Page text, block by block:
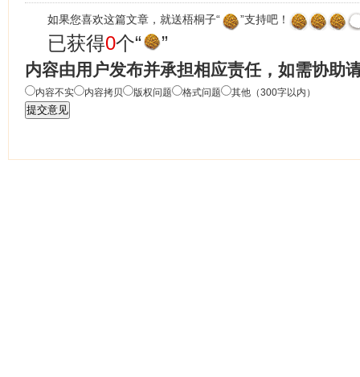
如果您喜欢这篇文章，就送梧桐子“ ”支持吧！
已获得0个“ ”
内容由用户发布并承担相应责任，如需协助
内容不实 内容拷贝 版权问题 格式问题 其他（300字以内）